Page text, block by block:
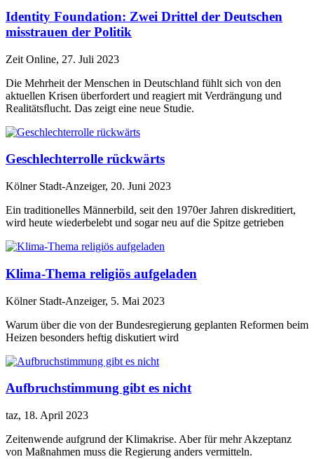
Identity Foundation: Zwei Drittel der Deutschen
misstrauen der Politik
Zeit Online, 27. Juli 2023
Die Mehrheit der Menschen in Deutschland fühlt sich von den
aktuellen Krisen überfordert und reagiert mit Verdrängung und
Realitätsﬂucht. Das zeigt eine neue Studie.
Geschlechterrolle rückwärts
Kölner Stadt-Anzeiger, 20. Juni 2023
Ein traditionelles Männerbild, seit den 1970er Jahren diskreditiert,
wird heute wiederbelebt und sogar neu auf die Spitze getrieben
Klima-Thema religiös aufgeladen
Kölner Stadt-Anzeiger, 5. Mai 2023
Warum über die von der Bundesregierung geplanten Reformen beim
Heizen besonders heftig diskutiert wird
Aufbruchstimmung gibt es nicht
taz, 18. April 2023
Zeitenwende aufgrund der Klimakrise. Aber für mehr Akzeptanz
von Maßnahmen muss die Regierung anders vermitteln.